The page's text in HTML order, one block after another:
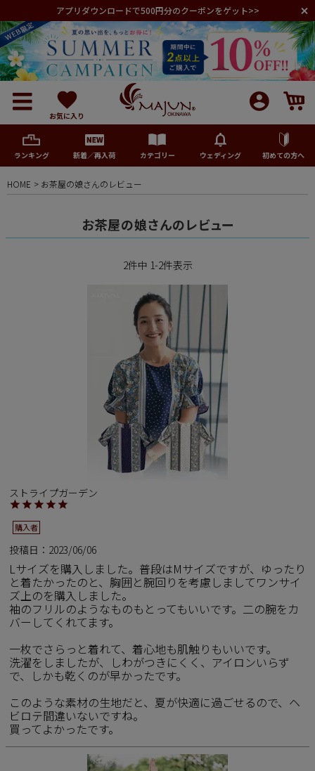
アプリダウンロードで500円分のクーポンをゲット>>
お気に入り
ランキング 新着／再入荷 カテゴリー ウェディング 初めての方へ
メンズ
アウトレット
サイズから探す
レーベルから探す
HOME お茶屋の娘さんのレビュー
お茶屋の娘さんのレビュー
2件中 1-2件表示
ストライプガーデン
購入者
投稿日 2023/06/06
Lサイズを購入しました。普段はMサイズですが、ゆったり
と着たかったのと、胸囲と腕回りを考慮しましてワンサイ
ズ上のを購入しました。
袖のフリルのようなものもとってもいいです。二の腕をカ
バーしてくれてます。
一枚でさらっと着れて、着心地も肌触りもいいです。
洗濯をしましたが、しわがつきにくく、アイロンいらず
で、しかも乾くのが早かったです。
このような素材の生地だと、夏が快適に過ごせるので、ヘ
ビロテ間違いないですね。
買ってよかったです。